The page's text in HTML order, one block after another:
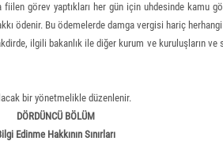
görev yaptıkları her gün için uhdesinde
ödenir. Bu ödemelerde damga vergisi hariç
ilgili bakanlık ile diğer kurum ve kuruluşların
bir yönetmelikle düzenlenir.
DÖRDÜNCÜ BÖLÜM
Edinme Hakkının Sınırları